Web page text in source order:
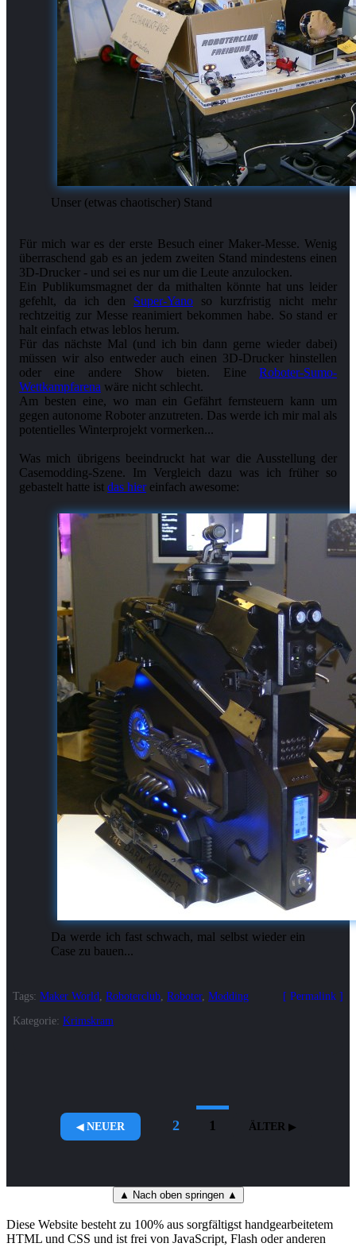
Unser (etwas chaotischer) Stand
Für mich war es der erste Besuch einer Maker-Messe. Wenig
überraschend gab es an jedem zweiten Stand mindestens einen
3D-Drucker - und sei es nur um die Leute anzulocken.
Ein Publikumsmagnet der da mithalten könnte hat uns leider
gefehlt, da ich den Super-Yano so kurzfristig nicht mehr
rechtzeitig zur Messe reanimiert bekommen habe. So stand er
halt einfach etwas leblos herum.
Für das nächste Mal (und ich bin dann gerne wieder dabei)
müssen wir also entweder auch einen 3D-Drucker hinstellen
oder eine andere Show bieten. Eine Roboter-Sumo-
Wettkampfarena wäre nicht schlecht.
Am besten eine, wo man ein Gefährt fernsteuern kann um
gegen autonome Roboter anzutreten. Das werde ich mir mal als
potentielles Winterprojekt vormerken...
Was mich übrigens beeindruckt hat war die Ausstellung der
Casemodding-Szene. Im Vergleich dazu was ich früher so
gebastelt hatte ist das hier
Da werde ich fast schwach, mal selbst wieder ein
Case zu bauen...
Permalink
Tags: Maker World Roboterclub Roboter, Modding
Kategorie: Krimskram
NEUER 2 1 ÄLTER
▲ Nach oben springen ▲
Diese Website besteht zu 100% aus sorgfältigst handgearbeitetem
HTML und CSS und ist frei von JavaScript, Flash oder anderen